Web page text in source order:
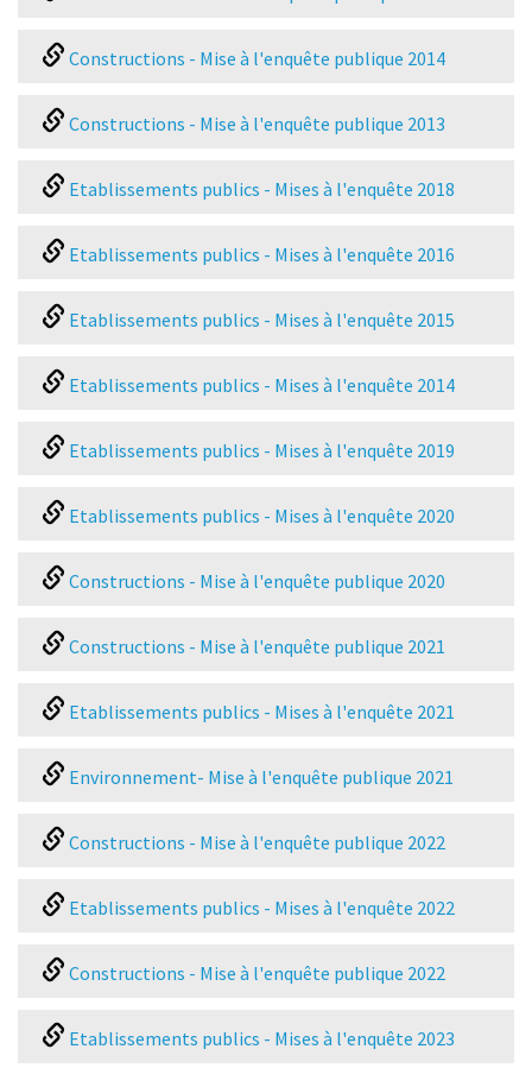
Constructions - Mise à l'enquête publique 2014
Constructions - Mise à l'enquête publique 2013
Etablissements publics - Mises à l'enquête 2018
Etablissements publics - Mises à l'enquête 2016
Etablissements publics - Mises à l'enquête 2015
Etablissements publics - Mises à l'enquête 2014
Etablissements publics - Mises à l'enquête 2019
Etablissements publics - Mises à l'enquête 2020
Constructions - Mise à l'enquête publique 2020
Constructions - Mise à l'enquête publique 2021
Etablissements publics - Mises à l'enquête 2021
Environnement- Mise à l'enquête publique 2021
Constructions - Mise à l'enquête publique 2022
Etablissements publics - Mises à l'enquête 2022
Constructions - Mise à l'enquête publique 2022
Etablissements publics - Mises à l'enquête 2023